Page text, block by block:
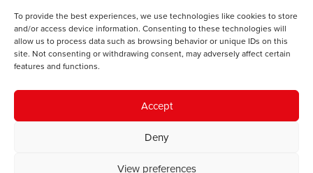
To provide the best experiences, we use technologies like cookies to store
and/or access device information. Consenting to these technologies will
allow us to process data such as browsing behavior or unique IDs on this
site. Not consenting or withdrawing consent, may adversely affect certain
features and functions.
Accept
Deny
View preferences
Public Services
Economi
Y SMC
Cysylltwch â ni